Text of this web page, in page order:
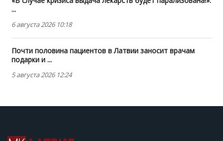
...
6 августа 2026 10:18
Почти половина пациентов в Латвии заносит врачам
подарки и ...
5 августа 2026 12:24